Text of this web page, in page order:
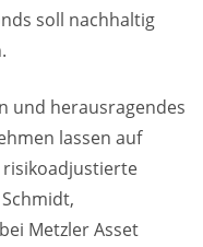
soll nachhaltig
und herausragendes
lassen auf
Metzler Asset